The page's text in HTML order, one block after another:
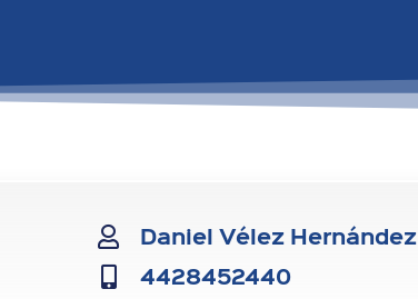
Daniel Vélez Hernández
4428452440